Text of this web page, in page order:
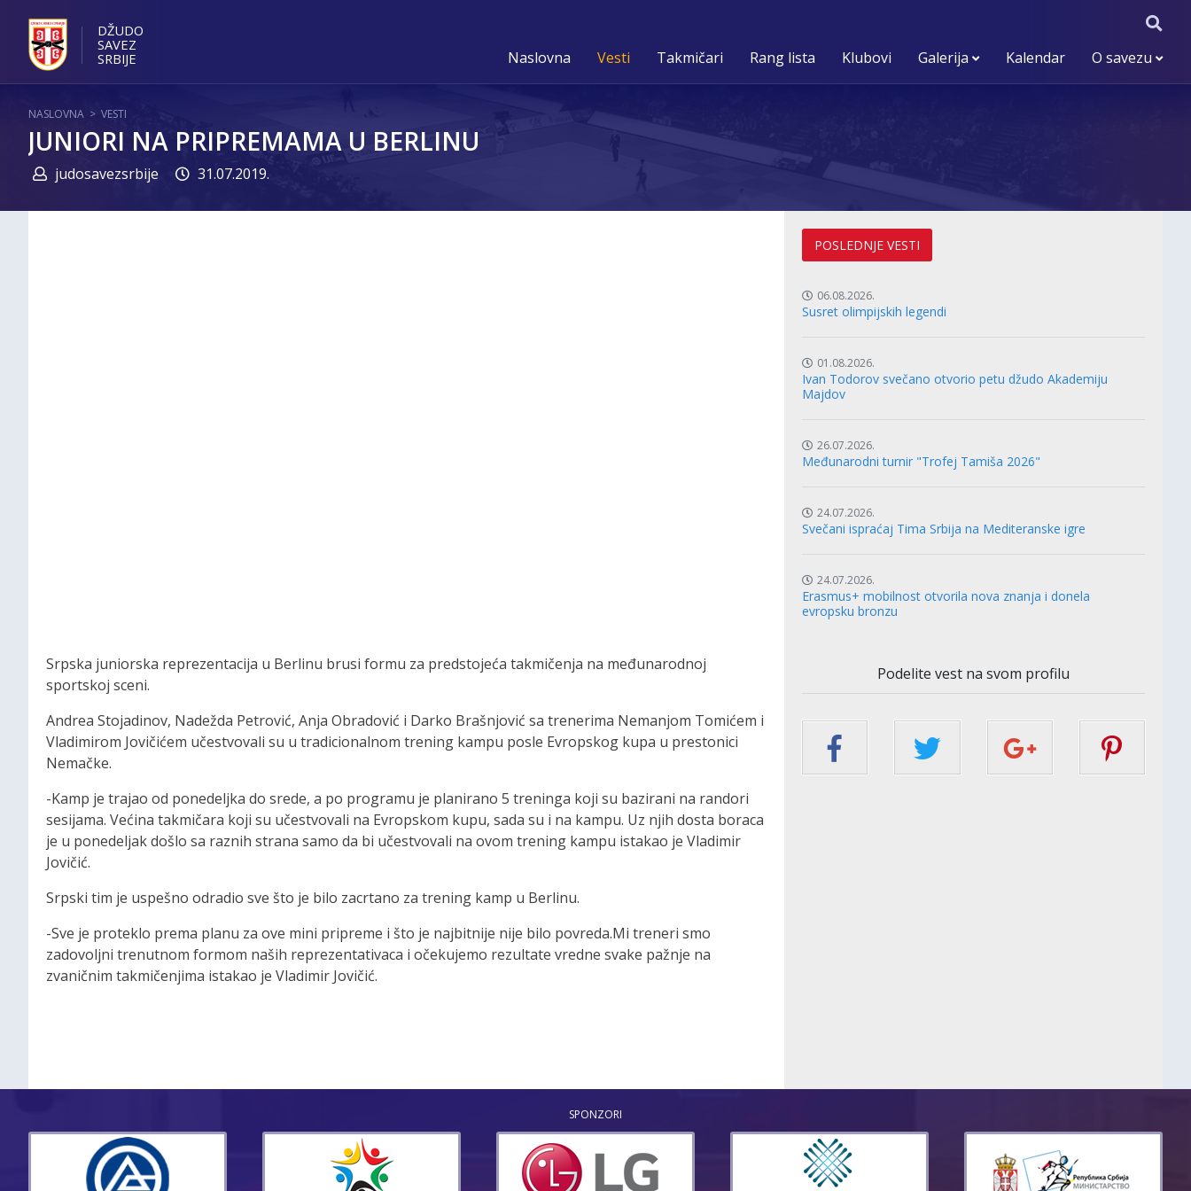
DŽUDO
SAVEZ
SRBIJE
Naslovna Vesti Takmičari Rang lista Klubovi Galerija Kalendar O savezu
NASLOVNA > VESTI
JUNIORI NA PRIPREMAMA U BERLINU
judosavezsrbije 31.07.2019.
Srpska juniorska reprezentacija u Berlinu brusi formu za predstojeća takmičenja na međunarodnoj
sportskoj sceni.
Andrea Stojadinov, Nadežda Petrović, Anja Obradović i Darko Brašnjović sa trenerima Nemanjom Tomićem i
Vladimirom Jovičićem učestvovali su u tradicionalnom trening kampu posle Evropskog kupa u prestonici
Nemačke.
-Kamp je trajao od ponedeljka do srede, a po programu je planirano 5 treninga koji su bazirani na randori
sesijama. Većina takmičara koji su učestvovali na Evropskom kupu, sada su i na kampu. Uz njih dosta boraca
je u ponedeljak došlo sa raznih strana samo da bi učestvovali na ovom trening kampu istakao je Vladimir
Jovičić.
Srpski tim je uspešno odradio sve što je bilo zacrtano za trening kamp u Berlinu.
-Sve je proteklo prema planu za ove mini pripreme i što je najbitnije nije bilo povreda.Mi treneri smo
zadovoljni trenutnom formom naših reprezentativaca i očekujemo rezultate vredne svake pažnje na
zvaničnim takmičenjima istakao je Vladimir Jovičić.
POSLEDNJE VESTI
06.08.2026.
Susret olimpijskih legendi
01.08.2026.
Ivan Todorov svečano otvorio petu džudo Akademiju
Majdov
26.07.2026.
Međunarodni turnir "Trofej Tamiša 2026"
24.07.2026.
Svečani ispraćaj Tima Srbija na Mediteranske igre
24.07.2026.
Erasmus+ mobilnost otvorila nova znanja i donela
evropsku bronzu
Podelite vest na svom profilu
SPONZORI